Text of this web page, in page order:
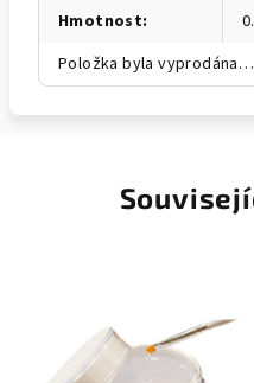
Hmotnost:
Položka byla vyprodána…